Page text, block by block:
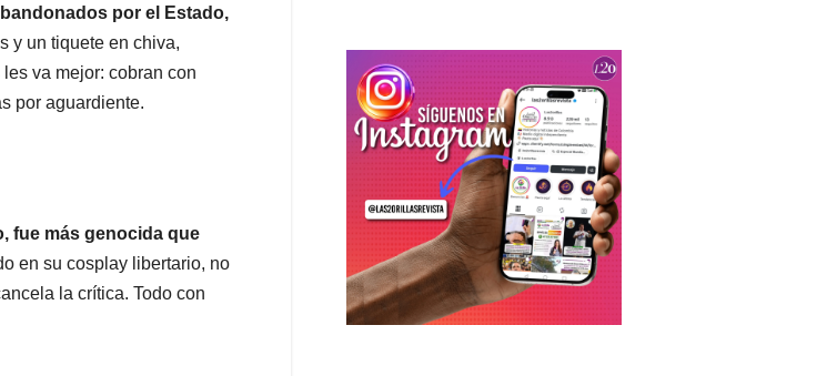
por el Estado,
y un tiquete en chiva,
va mejor: cobran con
por aguardiente.
fue más genocida que
en su cosplay libertario, no
la crítica. Todo con